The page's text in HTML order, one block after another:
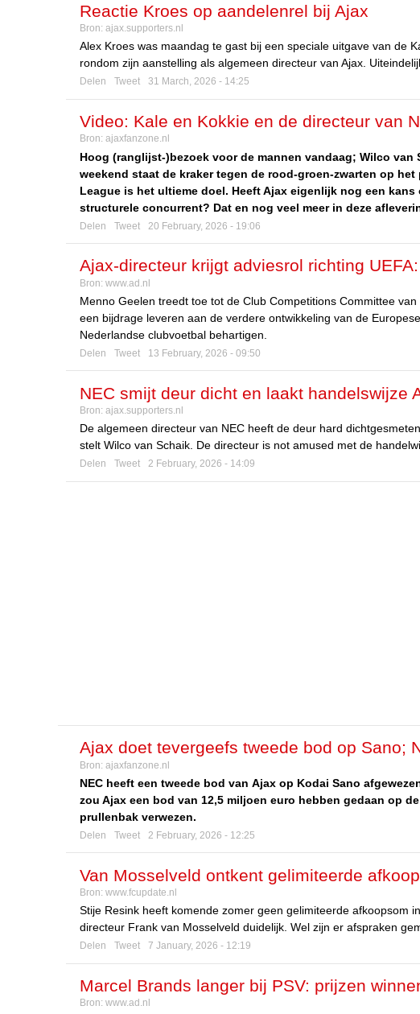
Reactie Kroes op aandelenrel bij Ajax
Bron: ajax.supporters.nl
Alex Kroes was maandag te gast bij een speciale uitgave van de
rondom zijn aanstelling als algemeen directeur van Ajax.
Delen Tweet 31 March, 2026 - 14:25
Video: Kale en Kokkie en de directeur van
Bron: ajaxfanzone.nl
Hoog (ranglijst-)bezoek voor de mannen vandaag; Wilco
weekend staat de kraker tegen de rood-groen-zwarten op
League is het ultieme doel. Heeft Ajax eigenlijk nog een
structurele concurrent? Dat en nog veel meer in deze
Delen Tweet 20 February, 2026 - 19:06
Ajax-directeur krijgt adviesrol richting
tafel zitten’
Bron: www.ad.nl
Menno Geelen treedt toe tot de Club Competitions Committee
een bijdrage leveren aan de verdere ontwikkeling van de
Nederlandse clubvoetbal behartigen.
Delen Tweet 13 February, 2026 - 09:50
NEC smijt deur dicht en laakt handelswijze
Bron: ajax.supporters.nl
De algemeen directeur van NEC heeft de deur hard
stelt Wilco van Schaik. De directeur is not amused met de
Delen Tweet 2 February, 2026 - 14:09
Ajax doet tevergeefs tweede bod op Sano;
laten gaan deze winter
Bron: ajaxfanzone.nl
NEC heeft een tweede bod van Ajax op Kodai Sano
zou Ajax een bod van 12,5 miljoen euro hebben gedaan op
prullenbak verwezen.
Delen Tweet 2 February, 2026 - 12:25
Van Mosselveld ontkent gelimiteerde
Bron: www.fcupdate.nl
Stije Resink heeft komende zomer geen gelimiteerde afkoopsom
directeur Frank van Mosselveld duidelijk. Wel zijn er afspraken
Delen Tweet 7 January, 2026 - 12:19
Marcel Brands langer bij PSV: prijzen
agenda
Bron: www.ad.nl